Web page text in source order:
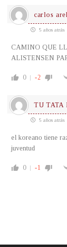
carlos
5 años atrás
CAMINO QUE
ALISTENSEN
0 -2
TU TATA
5 años atrás
el koreano tiene
juventud
0 -1